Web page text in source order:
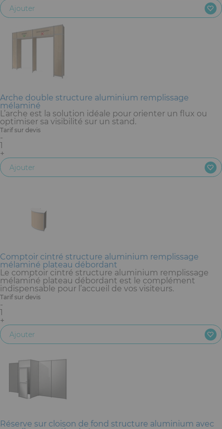
Ajouter
Arche double structure aluminium remplissage
mélaminé
L’arche est la solution idéale pour orienter un flux ou
optimiser sa visibilité sur un stand.
Tarif sur devis
-
1
+
Ajouter
Comptoir cintré structure aluminium remplissage
mélaminé plateau débordant
Le comptoir cintré structure aluminium remplissage
mélaminé plateau débordant est le complément
indispensable pour l’accueil de vos visiteurs.
Tarif sur devis
-
1
+
Ajouter
Réserve sur cloison de fond structure aluminium avec